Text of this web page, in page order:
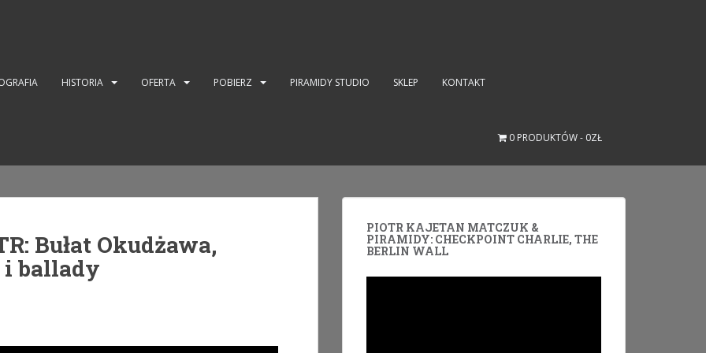
HISTORIA OFERTA POBIERZ PIRAMIDY STUDIO SKLEP KONTAKT
0 PRODUKTÓW 0ZŁ
Bułat Okudżawa,
ballady
PIOTR KAJETAN MATCZUK &
PIRAMIDY: CHECKPOINT CHARLIE, THE
BERLIN WALL